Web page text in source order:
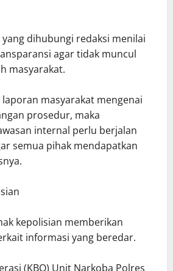
dihubungi redaksi menilai
agar tidak muncul
masyarakat.
laporan masyarakat mengenai
prosedur, maka
internal perlu berjalan
semua pihak mendapatkan
kepolisian memberikan
informasi yang beredar.
(KBO) Unit Narkoba Polres